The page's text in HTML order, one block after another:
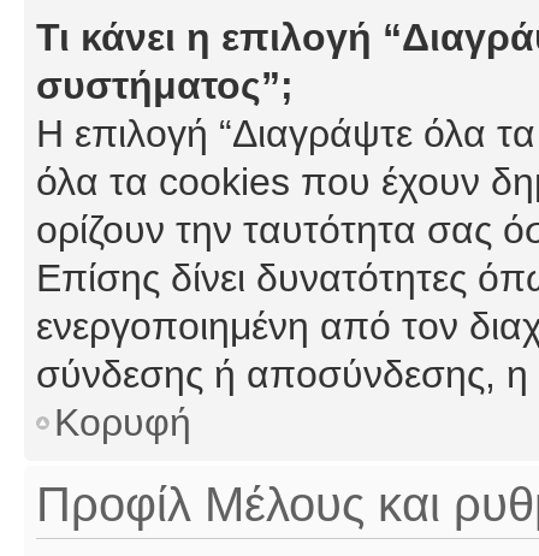
Τι κάνει η επιλογή
συστήματος”;
Η επιλογή “Διαγράψτε όλα
όλα τα cookies που έχουν
ορίζουν την ταυτότητα σας
Επίσης δίνει δυνατότητες
ενεργοποιημένη από τον
σύνδεσης ή αποσύνδεσης, η
Κορυφή
Προφίλ Μέλους και